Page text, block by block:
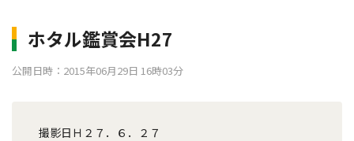
ホタル鑑賞会H27
公開日時：2015年06月29日 16時03分
撮影日Ｈ２７．６．２７